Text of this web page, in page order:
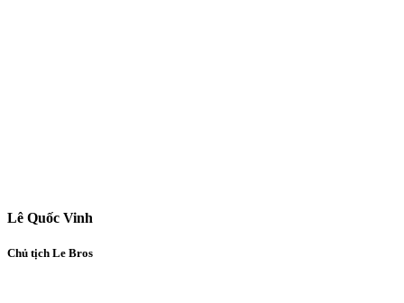
Lê Quốc Vinh
Chủ tịch Le Bros